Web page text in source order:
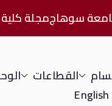
سوهاجمجلة
القطاعات
English